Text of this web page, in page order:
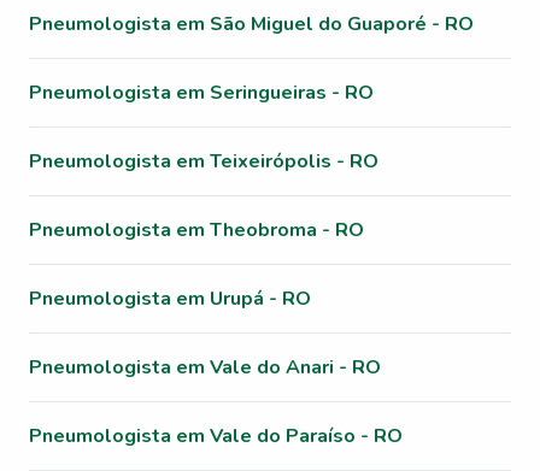
Pneumologista em São Miguel do Guaporé - RO
Pneumologista em Seringueiras - RO
Pneumologista em Teixeirópolis - RO
Pneumologista em Theobroma - RO
Pneumologista em Urupá - RO
Pneumologista em Vale do Anari - RO
Pneumologista em Vale do Paraíso - RO